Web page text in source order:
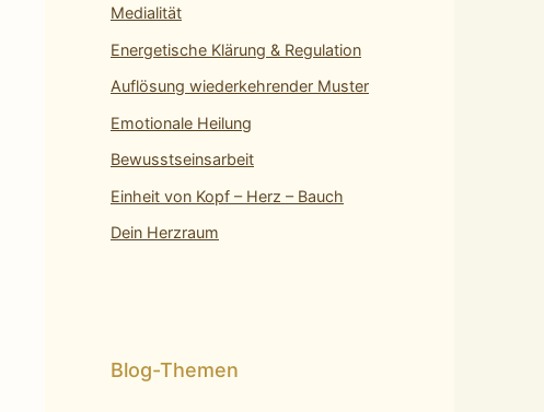
Medialität
Energetische Klärung & Regulation
Auflösung wiederkehrender Muster
Emotionale Heilung
Bewusstseinsarbeit
Einheit von Kopf – Herz – Bauch
Dein Herzraum